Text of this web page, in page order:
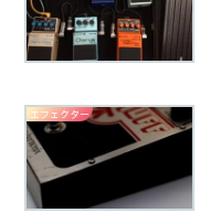
エフェクター